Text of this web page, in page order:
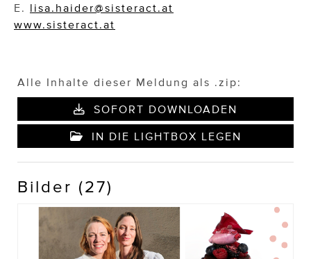
E. lisa.haider@sisteract.at
www.sisteract.at
Alle Inhalte dieser Meldung als .zip:
SOFORT DOWNLOADEN
IN DIE LIGHTBOX LEGEN
Bilder (27)